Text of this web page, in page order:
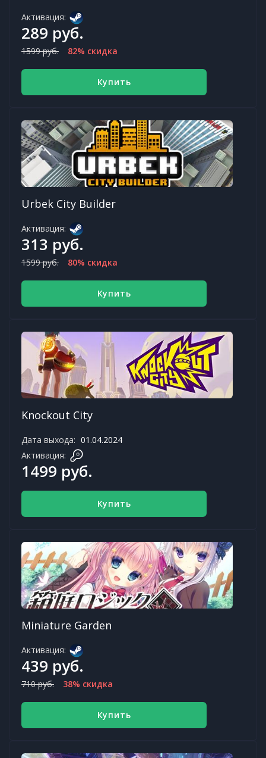
Активация:
289 руб.
1599 руб. 82% скидка
Купить
Urbek City Builder
Активация:
313 руб.
1599 руб. 80% скидка
Купить
Knockout City
Дата выхода: 01.04.2024
Активация:
1499 руб.
Купить
Miniature Garden
Активация:
439 руб.
710 руб. 38% скидка
Купить